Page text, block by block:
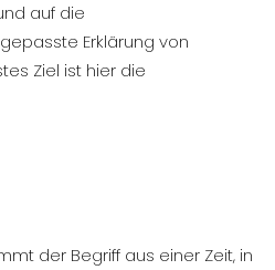
auf die
Erklärung von
Ziel ist hier die
der Begriff aus einer Zeit, in